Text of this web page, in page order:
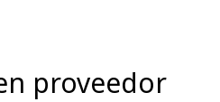
proveedor